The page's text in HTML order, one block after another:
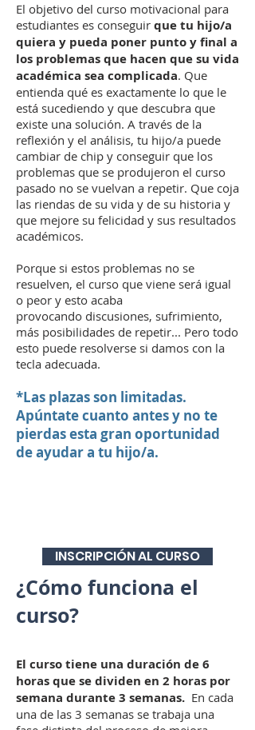
El objetivo del curso motivacional para
estudiantes es conseguir que tu hijo/a
quiera y pueda poner punto y final a
los problemas que hacen que su vida
académica sea complicada. Que
entienda qué es exactamente lo que le
está sucediendo y que descubra que
existe una solución. A través de la
reflexión y el análisis, tu hijo/a puede
cambiar de chip y conseguir que los
problemas que se produjeron el curso
pasado no se vuelvan a repetir. Que coja
las riendas de su vida y de su historia y
que mejore su felicidad y sus resultados
académicos.
Porque si estos problemas no se
resuelven, el curso que viene será igual
o peor y esto acaba
provocando discusiones, sufrimiento,
más posibilidades de repetir... Pero todo
esto puede resolverse si damos con la
tecla adecuada.
*Las plazas son limitadas.
Apúntate cuanto antes y no te
pierdas esta gran oportunidad
de ayudar a tu hijo/a.
¿Cómo funciona el
curso?
El curso tiene una duración de 6
horas que se dividen en 2 horas por
semana durante 3 semanas. En cada
una de las 3 semanas se trabaja una
INSCRIPCIÓN AL CURSO